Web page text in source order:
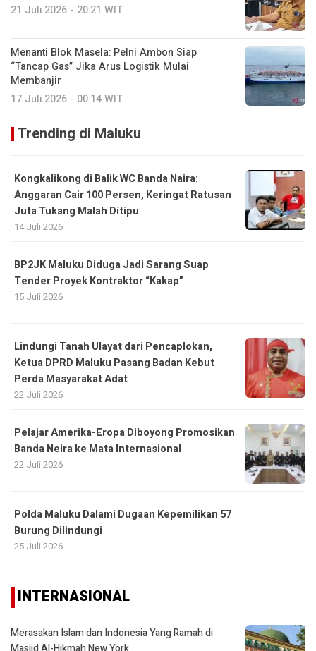
21 Juli 2026 - 20:21 WIT
Menanti Blok Masela: Pelni Ambon Siap
“Tancap Gas” Jika Arus Logistik Mulai
Membanjir
17 Juli 2026 - 00:14 WIT
Trending di Maluku
Kongkalikong di Balik WC Banda Naira:
Anggaran Cair 100 Persen, Keringat Ratusan
Juta Tukang Malah Ditipu
14 Juli 2026
BP2JK Maluku Diduga Jadi Sarang Suap
Tender Proyek Kontraktor “Kakap”
15 Juli 2026
Lindungi Tanah Ulayat dari Pencaplokan,
Ketua DPRD Maluku Pasang Badan Kebut
Perda Masyarakat Adat
22 Juli 2026
Pelajar Amerika-Eropa Diboyong Promosikan
Banda Neira ke Mata Internasional
22 Juli 2026
Polda Maluku Dalami Dugaan Kepemilikan 57
Burung Dilindungi
25 Juli 2026
INTERNASIONAL
Merasakan Islam dan Indonesia Yang Ramah di